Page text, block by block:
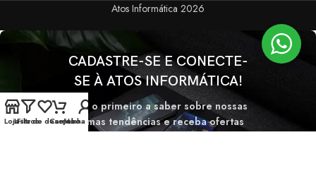
Atos Informática 2026
CADASTRE-SE E CONECTE-
SE À ATOS INFORMÁTICA!
Seja o primeiro a saber sobre nossas
últimas tendências e receba ofertas
LojaFiltros
Lista de desejos
CarrinhoMinha conta